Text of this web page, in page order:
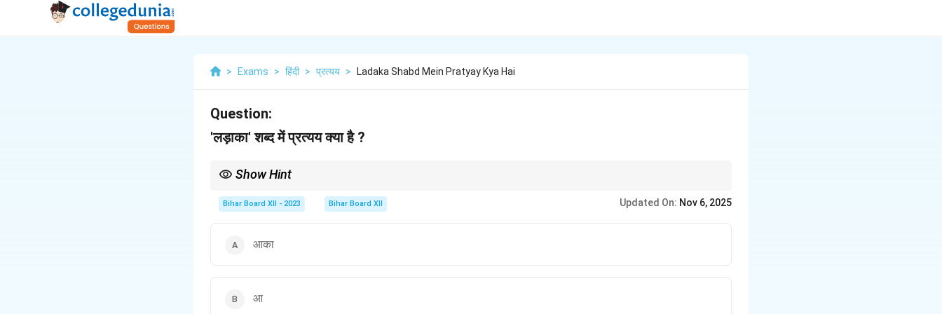
> Exams > हिंदी > प्रत्यय > Ladaka Shabd Mein Pratyay Kya Hai
Question:
'लड़ाका' शब्द में प्रत्यय क्या है ?
Show Hint
Bihar Board XII - 2023 Bihar Board XII Updated On: Nov 6, 2025
आका
आ